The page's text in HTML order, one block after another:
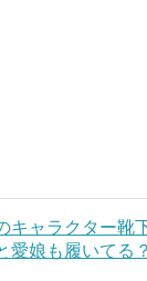
キャラクター靴
愛娘も履いてる？